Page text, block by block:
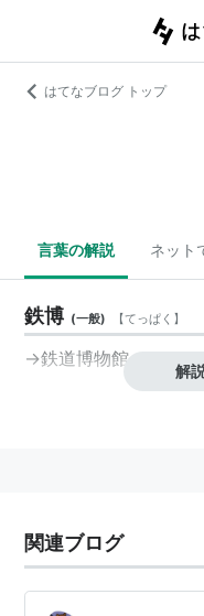
はてなブログ トップ
言葉の解説 ネット
鉄博 (一般) 【てっぱく 】
→鉄道博物館
解
関連ブログ